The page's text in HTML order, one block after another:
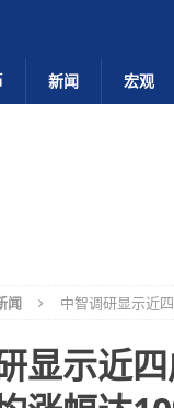
新闻 宏观
闻 中智调研显示近
显示近